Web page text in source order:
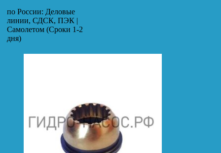
по России: Деловые
линии, СДСК, ПЭК |
Самолетом (Сроки 1-2
дня)